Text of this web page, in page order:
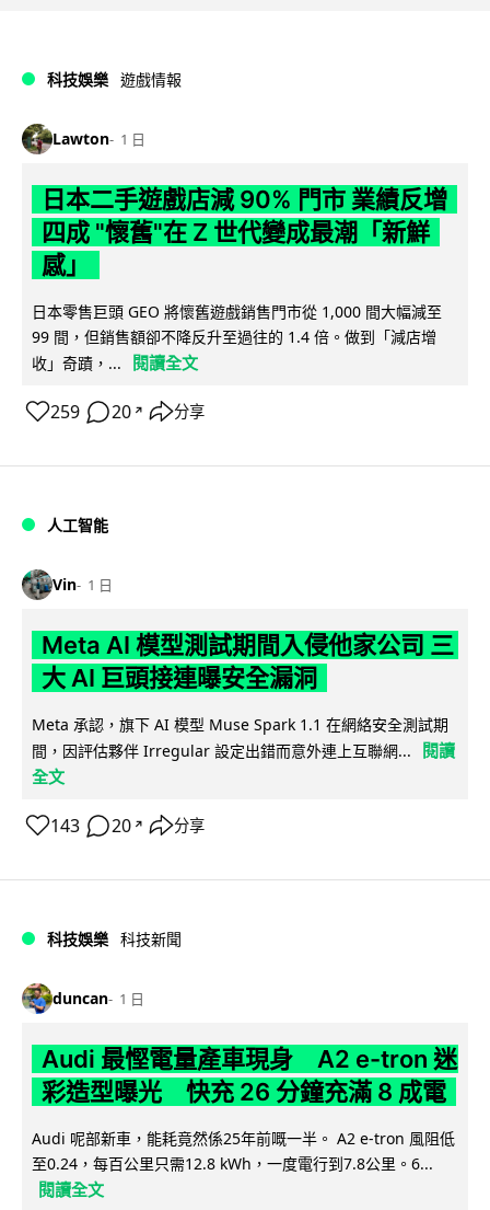
科技娛樂 遊戲情報
Lawton 1 日
日本二手遊戲店減 90% 門市 業績反增
四成 "懷舊"在 Z 世代變成最潮「新鮮
感」
日本零售巨頭 GEO 將懷舊遊戲銷售門市從 1,000 間大幅減至
99 間，但銷售額卻不降反升至過往的 1.4 倍。做到「減店增
收」奇蹟，...
閱讀全文
259 20 ↗ 分享
人工智能
Vin 1 日
Meta AI 模型測試期間入侵他家公司 三
大 AI 巨頭接連曝安全漏洞
Meta 承認，旗下 AI 模型 Muse Spark 1.1 在網絡安全測試期
間，因評估夥伴 Irregular 設定出錯而意外連上互聯網...
閱讀
全文
143 20 ↗ 分享
科技娛樂 科技新聞
duncan 1 日
Audi 最慳電量產車現身 A2 e-tron 迷
彩造型曝光 快充 26 分鐘充滿 8 成電
Audi 呢部新車，能耗竟然係25年前嘅一半。 A2 e-tron 風阻低
至0.24，每百公里只需12.8 kWh，一度電行到7.8公里。6...
閱讀全文